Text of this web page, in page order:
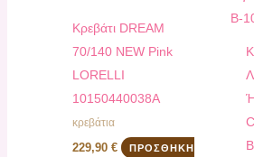
Κρεβάτι DREAM
70/140 NEW Pink
LORELLI
10150440038A
κρεβάτια
229,90€ ΠΡΟΣΘΉΚΗ